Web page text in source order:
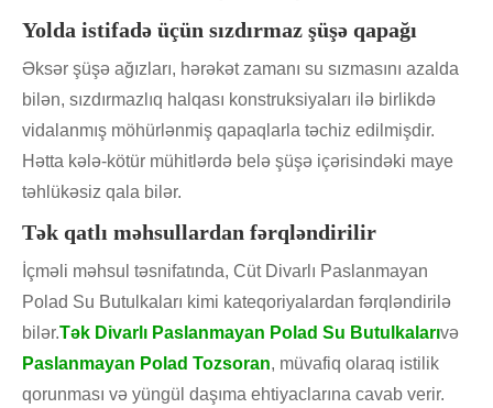
Yolda istifadə üçün sızdırmaz şüşə qapağı
Əksər şüşə ağızları, hərəkət zamanı su sızmasını azalda
bilən, sızdırmazlıq halqası konstruksiyaları ilə birlikdə
vidalanmış möhürlənmiş qapaqlarla təchiz edilmişdir.
Hətta kələ-kötür mühitlərdə belə şüşə içərisindəki maye
təhlükəsiz qala bilər.
Tək qatlı məhsullardan fərqləndirilir
İçməli məhsul təsnifatında, Cüt Divarlı Paslanmayan
Polad Su Butulkaları kimi kateqoriyalardan fərqləndirilə
bilər.Tək Divarlı Paslanmayan Polad Su Butulkalarıvə
Paslanmayan Polad Tozsoran, müvafiq olaraq istilik
qorunması və yüngül daşıma ehtiyaclarına cavab verir.